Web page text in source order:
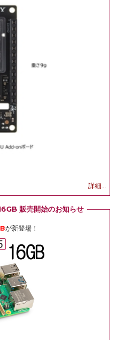
詳細...
販売開始のお知らせ
が新登場！